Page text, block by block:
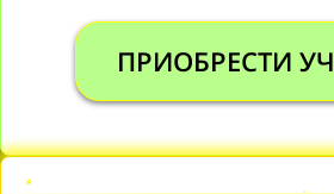
ПРИОБРЕСТИ